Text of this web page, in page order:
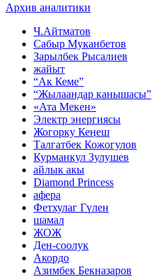
Архив аналитики
Ч.Айтматов
Сабыр Муканбетов
Зарылбек Рысалиев
жайыт
“Ак Кеме”
“Жылаандар канышасы”
«Ата Мекен»
Электр энергиясы
Жогорку Кеӊеш
Талгатбек Кожогулов
Курманкул Зулушев
айлык акы
Diamond Princess
афера
Фетхулаг Гүлен
шамал
ЖОЖ
Ден-соолук
Акордо
Азимбек Бекназаров